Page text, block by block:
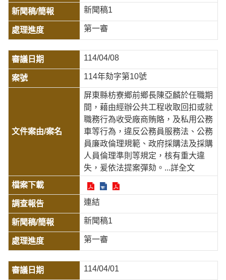
新聞稿1
第一審
114/04/08
114年劾字第10號
屏東縣枋寮鄉前鄉長陳亞麟於任職期
間，藉由經辦公共工程收取回扣或就
職務行為收受廠商賄賂，及私用公務
車等行為，違反公務員服務法、公務
員廉政倫理規範、政府採購法及採購
人員倫理準則等規定，核有重大違
失，爰依法提案彈劾。 ...詳全文
連結
新聞稿1
第一審
114/04/01